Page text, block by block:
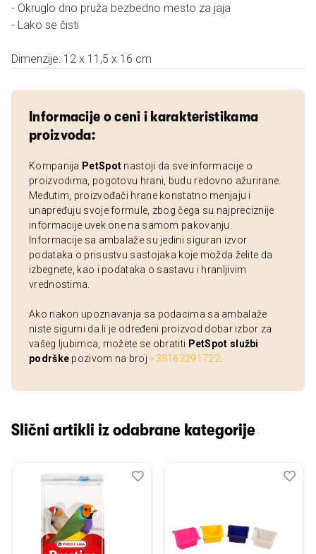
- Okruglo dno pruža bezbedno mesto za jaja
- Lako se čisti
Dimenzije: 12 x 11,5 x 16 cm
Informacije o ceni i karakteristikama
proizvoda:
Kompanija PetSpot nastoji da sve informacije o
proizvodima, pogotovu hrani, budu redovno ažurirane.
Međutim, proizvođači hrane konstatno menjaju i
unapređuju svoje formule, zbog čega su najpreciznije
informacije uvek one na samom pakovanju.
Informacije sa ambalaže su jedini siguran izvor
podataka o prisustvu sastojaka koje možda želite da
izbegnete, kao i podataka o sastavu i hranljivim
vrednostima.
Ako nakon upoznavanja sa podacima sa ambalaže
niste sigurni da li je određeni proizvod dobar izbor za
vašeg ljubimca, možete se obratiti PetSpot službi
podrške pozivom na broj+38163291722
Slični artikli iz odabrane kategorije
Dodaj
Uporedi